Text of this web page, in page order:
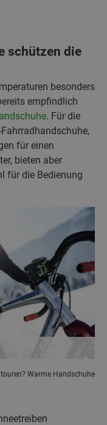
schützen die
besonders
empfindlich
. Für die
für einen
bieten aber
für die Bedienung
Warme Handschuhe